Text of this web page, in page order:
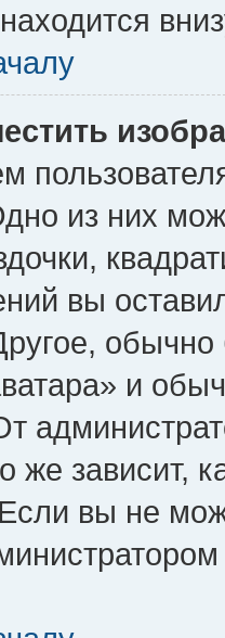
из них
вы
и
же зависит,
вы не